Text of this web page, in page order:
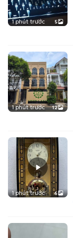
1 phút trước 5
1 phút trước 12
1 phút trước 6